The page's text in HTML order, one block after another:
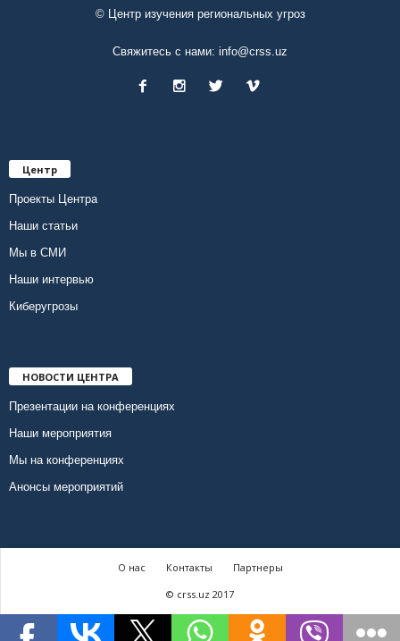
© Центр изучения региональных угроз
Свяжитесь с нами: info@crss.uz
Центр
Проекты Центра
Наши статьи
Мы в СМИ
Наши интервью
Киберугрозы
НОВОСТИ ЦЕНТРА
Презентации на конференциях
Наши мероприятия
Мы на конференциях
Анонсы мероприятий
О нас Контакты
Партнеры
© crss.uz 2017